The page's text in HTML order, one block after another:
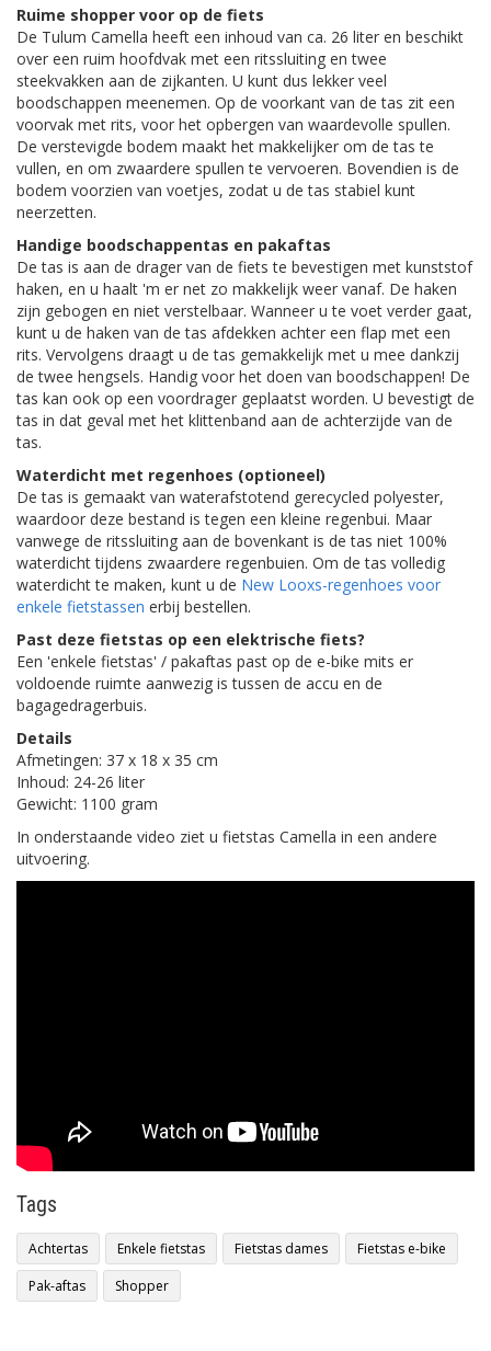
Ruime shopper voor op de fiets
De Tulum Camella heeft een inhoud van ca. 26 liter en beschikt
over een ruim hoofdvak met een ritssluiting en twee
steekvakken aan de zijkanten. U kunt dus lekker veel
boodschappen meenemen. Op de voorkant van de tas zit een
voorvak met rits, voor het opbergen van waardevolle spullen.
De verstevigde bodem maakt het makkelijker om de tas te
vullen, en om zwaardere spullen te vervoeren. Bovendien is de
bodem voorzien van voetjes, zodat u de tas stabiel kunt
neerzetten.
Handige boodschappentas en pakaftas
De tas is aan de drager van de fiets te bevestigen met kunststof
haken, en u haalt 'm er net zo makkelijk weer vanaf. De haken
zijn gebogen en niet verstelbaar. Wanneer u te voet verder gaat,
kunt u de haken van de tas afdekken achter een flap met een
rits. Vervolgens draagt u de tas gemakkelijk met u mee dankzij
de twee hengsels. Handig voor het doen van boodschappen! De
tas kan ook op een voordrager geplaatst worden. U bevestigt de
tas in dat geval met het klittenband aan de achterzijde van de
tas.
Waterdicht met regenhoes (optioneel)
De tas is gemaakt van waterafstotend gerecycled polyester,
waardoor deze bestand is tegen een kleine regenbui. Maar
vanwege de ritssluiting aan de bovenkant is de tas niet 100%
waterdicht tijdens zwaardere regenbuien. Om de tas volledig
waterdicht te maken, kunt u de New Looxs-regenhoes voor
enkele fietstassen erbij bestellen.
Past deze fietstas op een elektrische fiets?
Een 'enkele fietstas' / pakaftas past op de e-bike mits er
voldoende ruimte aanwezig is tussen de accu en de
bagagedragerbuis.
Details
Afmetingen: 37 x 18 x 35 cm
Inhoud: 24-26 liter
Gewicht: 1100 gram
In onderstaande video ziet u fietstas Camella in een andere
uitvoering.
Tags
Achtertas Enkele fietstas Fietstas dames
Fietstas e-bike
Pak-aftas
Shopper